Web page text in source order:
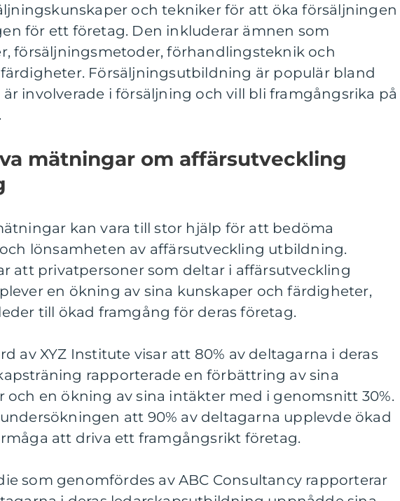
och tekniker för att öka försäljningen
för ett företag. Den inkluderar ämnen som
försäljningsmetoder, förhandlingsteknik och
Försäljningsutbildning är populär bland
involverade i försäljning och vill bli framgångsrika på
mätningar om affärsutveckling
kan vara till stor hjälp för att bedöma
lönsamheten av affärsutveckling utbildning.
att privatpersoner som deltar i affärsutveckling
en ökning av sina kunskaper och färdigheter,
till ökad framgång för deras företag.
av XYZ Institute visar att 80% av deltagarna i deras
rapporterade en förbättring av sina
och en ökning av sina intäkter med i genomsnitt 30%.
att 90% av deltagarna upplevde ökad
att driva ett framgångsrikt företag.
som genomfördes av ABC Consultancy rapporterar